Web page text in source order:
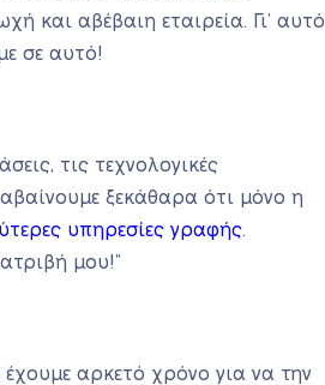
και αβέβαιη εταιρεία. Γι’ αυτό
σε αυτό!
τις τεχνολογικές
ξεκάθαρα ότι μόνο η
υπηρεσίες γραφής.
μου!”
αρκετό χρόνο για να την